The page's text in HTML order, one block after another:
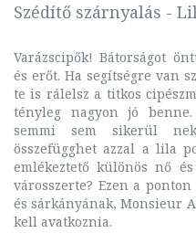
Szédítő szárnyalás -
Varázscipők! Bátorságot
és erőt. Ha segítségre van
te is rálelsz a titkos
tényleg nagyon jó
semmi sem sikerül
összefügghet azzal a lila
emlékeztető különös nő
városszerte? Ezen a
és sárkányának, Monsieur
kell avatkoznia.